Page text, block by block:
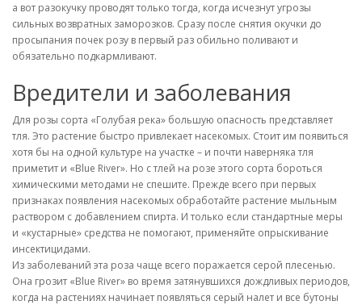
а вот разокучку проводят только тогда, когда исчезнут угрозы
сильных возвратных заморозков. Сразу после снятия окучки до
просыпания почек розу в первый раз обильно поливают и
обязательно подкармливают.
Вредители и заболевания
Для розы сорта «Голубая река» большую опасность представляет
тля. Это растение быстро привлекает насекомых. Стоит им появиться
хотя бы на одной культуре на участке – и почти наверняка тля
приметит и «Blue River». Но с тлей на розе этого сорта бороться
химическими методами не спешите. Прежде всего при первых
признаках появления насекомых обработайте растение мыльным
раствором с добавлением спирта. И только если стандартные меры
и «кустарные» средства не помогают, применяйте опрыскивание
инсектицидами.
Из заболеваний эта роза чаще всего поражается серой плесенью.
Она грозит «Blue River» во время затянувшихся дождливых периодов,
когда на растениях начинает появляться серый налет и все бутоны